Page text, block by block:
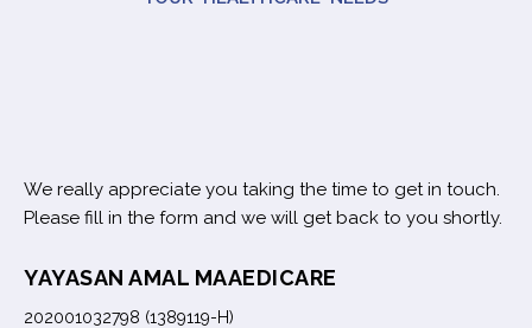
We really appreciate you taking the time to get in touch.
Please fill in the form and we will get back to you shortly.
YAYASAN AMAL MAAEDICARE
202001032798 (1389119-H)